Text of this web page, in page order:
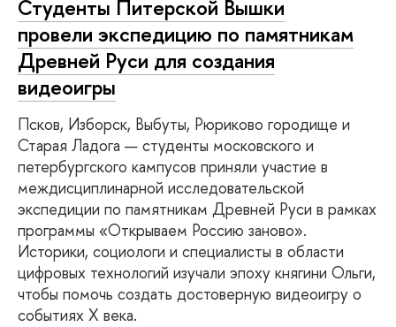
Студенты Питерской Вышки
провели экспедицию по памятникам
Древней Руси для создания
видеоигры
Псков, Изборск, Выбуты, Рюриково городище и
Старая Ладога — студенты московского и
петербургского кампусов приняли участие в
междисциплинарной исследовательской
экспедиции по памятникам Древней Руси в рамках
программы «Открываем Россию заново».
Историки, социологи и специалисты в области
цифровых технологий изучали эпоху княгини Ольги,
чтобы помочь создать достоверную видеоигру о
событиях X века.